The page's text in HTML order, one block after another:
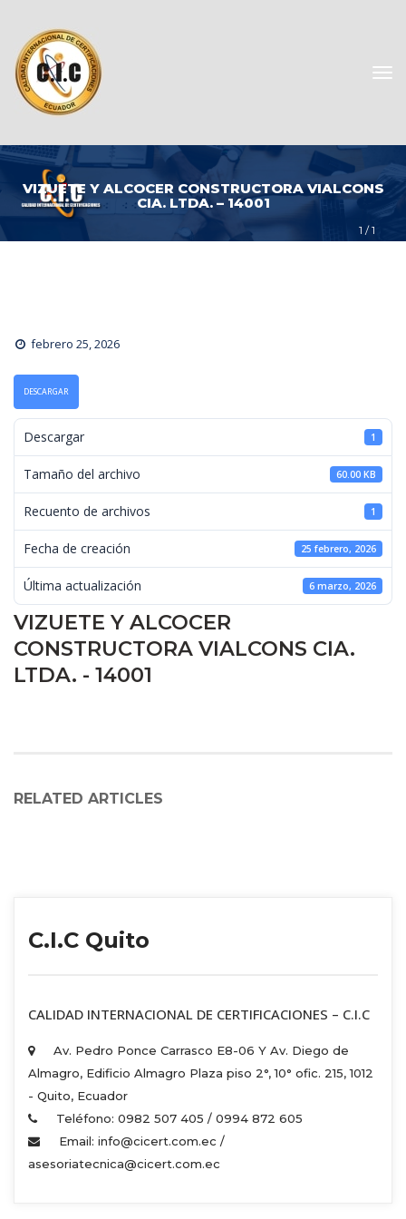
1 / 1
VIZUETE Y ALCOCER CONSTRUCTORA VIALCONS
CIA. LTDA. – 14001
febrero 25, 2026
DESCARGAR
Descargar 1
Tamaño del archivo 60.00 KB
Recuento de archivos 1
Fecha de creación 25 febrero, 2026
Última actualización 6 marzo, 2026
VIZUETE Y ALCOCER
CONSTRUCTORA VIALCONS CIA.
LTDA. - 14001
RELATED ARTICLES
C.I.C Quito
CALIDAD INTERNACIONAL DE CERTIFICACIONES – C.I.C
Av. Pedro Ponce Carrasco E8-06 Y Av. Diego de
Almagro, Edificio Almagro Plaza piso 2°, 10° ofic. 215, 1012
- Quito, Ecuador
Teléfono: 0982 507 405 / 0994 872 605
Email: info@cicert.com.ec /
asesoriatecnica@cicert.com.ec